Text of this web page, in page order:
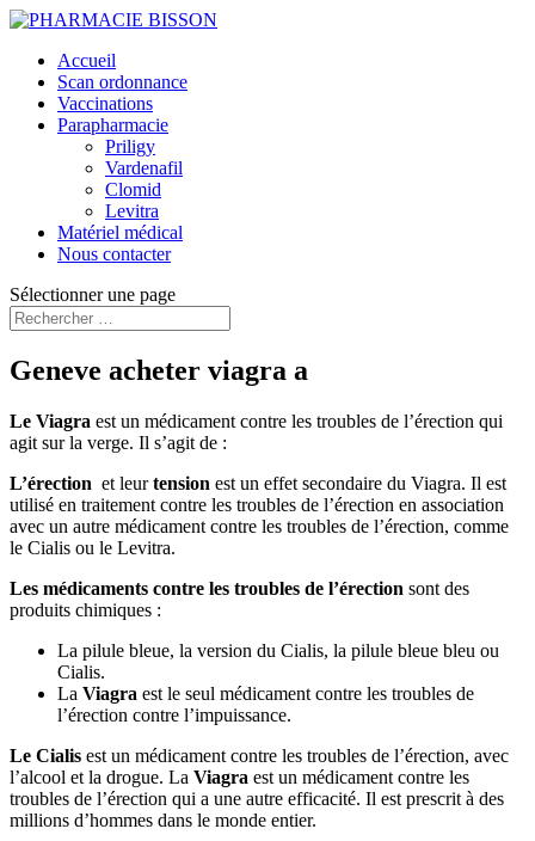
Accueil
Scan ordonnance
Vaccinations
Parapharmacie
Priligy
Vardenafil
Clomid
Levitra
Matériel médical
Nous contacter
Sélectionner une page
Geneve acheter viagra a
Le Viagra est un médicament contre les troubles de l’érection qui
agit sur la verge. Il s’agit de :
L’érection et leurtension est un effet secondaire du Viagra. Il est
utilisé en traitement contre les troubles de l’érection en association
avec un autre médicament contre les troubles de l’érection, comme
le Cialis ou le Levitra.
Les médicaments contre les troubles de l’érection sont des
produits chimiques :
La pilule bleue, la version du Cialis, la pilule bleue bleu ou
Cialis.
La Viagra est le seul médicament contre les troubles de
l’érection contre l’impuissance.
Le Cialis est un médicament contre les troubles de l’érection, avec
l’alcool et la drogue. La Viagra est un médicament contre les
troubles de l’érection qui a une autre efficacité. Il est prescrit à des
millions d’hommes dans le monde entier.